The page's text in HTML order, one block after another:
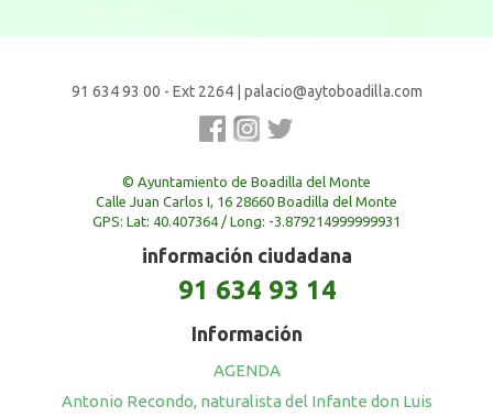
91 634 93 00 - Ext 2264| palacio@aytoboadilla.com
© Ayuntamiento de Boadilla del Monte
Calle Juan Carlos I, 16 28660 Boadilla del Monte
GPS: Lat: 40.407364 / Long: -3.879214999999931
información ciudadana
91 634 93 14
Información
AGENDA
Antonio Recondo, naturalista del Infante don Luis